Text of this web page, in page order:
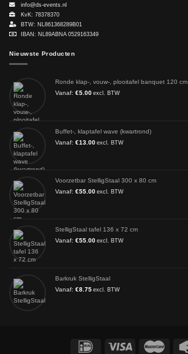
info@ds-events.nl
KvK: 78378370
BTW: NL861368289B01
IBAN: NL89ABNA 0529163349
Nieuwste Producten
Ronde klap-, vouw-, plooitafel banquet 120 cm
Vanaf: €5.00 excl. BTW
Buffet-, klaptafel wave (kwartrond)
Vanaf: €13.00 excl. BTW
Voorzetbar StelligStaal 300 x 80 cm
Vanaf: €55.00 excl. BTW
StelligStaal tafel 136 x 72 cm
Vanaf: €55.00 excl. BTW
Barkruk StelligStaal
Vanaf: €8.75 excl. BTW